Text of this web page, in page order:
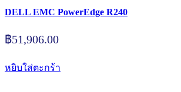
DELL EMC PowerEdge R240
฿51,906.00
หยิบใส่ตะกร้า